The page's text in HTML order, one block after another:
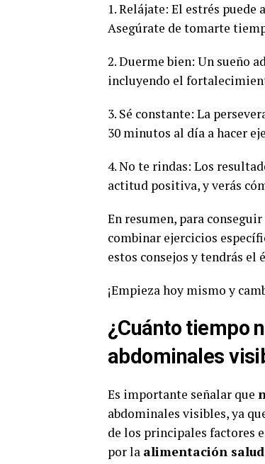
1. Relájate: El estrés
Asegúrate de tomarte
2. Duerme bien: Un sueño
incluyendo el
3. Sé constante: La
30 minutos al día a hacer
4. No te rindas: Los
actitud positiva, y verás
En resumen, para
combinar ejercicios
estos consejos y tendrás el
¡Empieza hoy mismo y
¿Cuánto tiempo
abdominales
Es importante señalar que
abdominales visibles, ya
de los principales factores
por la alimentación